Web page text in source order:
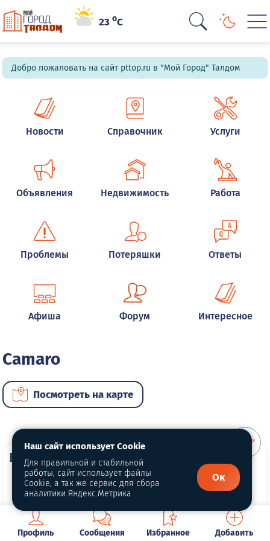
23oC
Добро пожаловать на сайт pttop.ru в "Мой Город" Талдом
Новости Справочник Услуги
Объявления Недвижимость Работа
Проблемы Потеряшки Ответы
Афиша Форум Интересное
Camaro
Посмотреть на карте
ВИП автомобили
Профиль Сообщения Избранное Добавить
Наш сайт использует Cookie
Для правильной и стабильной
работы, сайт использует файлы
Cookie, а так же сервис для сбора
аналитики Яндекс.Метрика
Ок